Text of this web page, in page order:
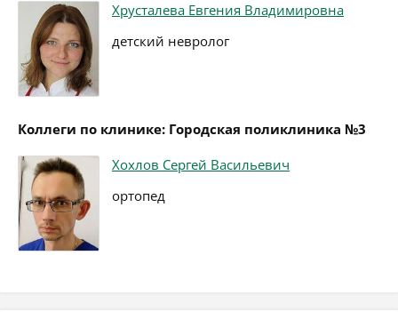
Хрусталева Евгения Владимировна
детский невролог
Коллеги по клинике: Городская поликлиника №3
Хохлов Сергей Васильевич
ортопед